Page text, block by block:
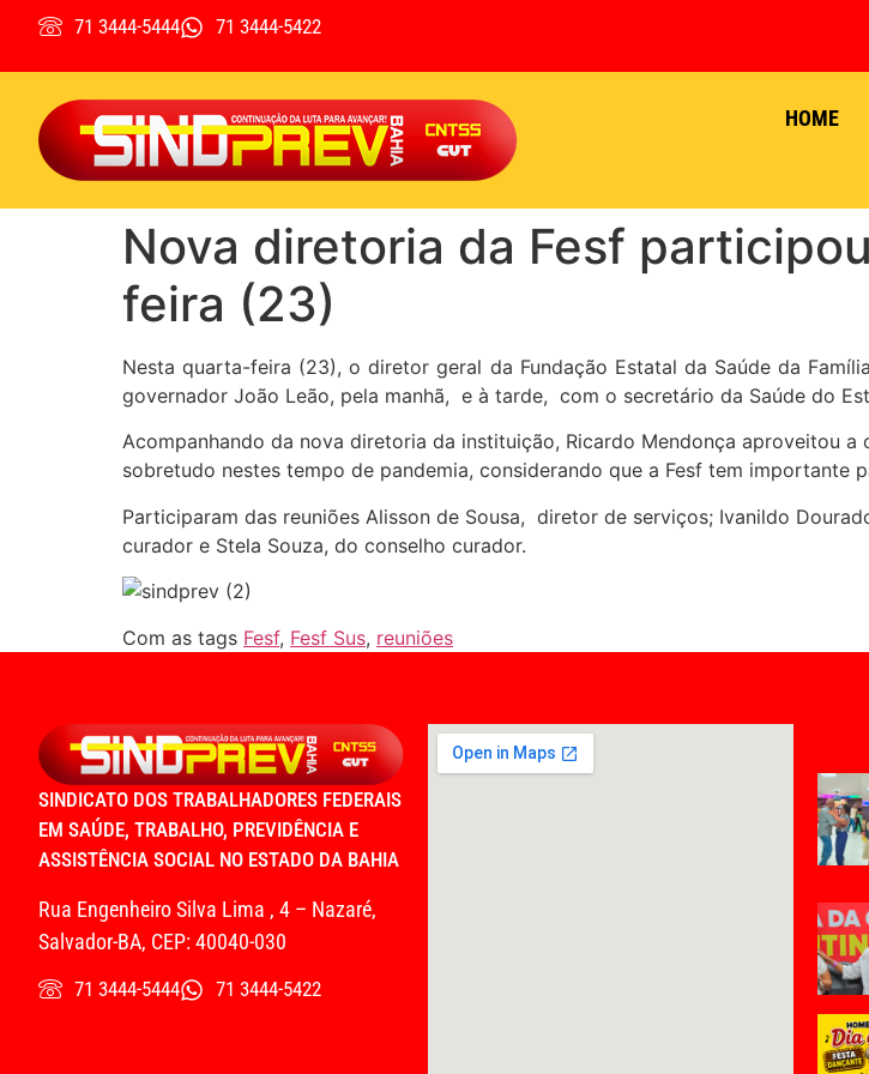
71 3444-5444 71 3444-5422
HOME
Nova diretoria da Fesf
feira (23)
Nesta quarta-feira (23), o diretor geral da Fundação Estatal da Saúde da
governador João Leão, pela manhã, e à tarde, com o secretário da Saúde do
Acompanhando da nova diretoria da instituição, Ricardo Mendonça aproveitou
sobretudo nestes tempo de pandemia, considerando que a Fesf tem importante
Participaram das reuniões Alisson de Sousa, diretor de serviços; Ivanildo
curador e Stela Souza, do conselho curador.
Com as tags Fesf, Fesf Sus, reuniões
SINDICATO DOS TRABALHADORES FEDERAIS
EM SAÚDE, TRABALHO, PREVIDÊNCIA E
ASSISTÊNCIA SOCIAL NO ESTADO DA BAHIA
Rua Engenheiro Silva Lima , 4 – Nazaré,
Salvador-BA, CEP: 40040-030
71 3444-5444 71 3444-5422